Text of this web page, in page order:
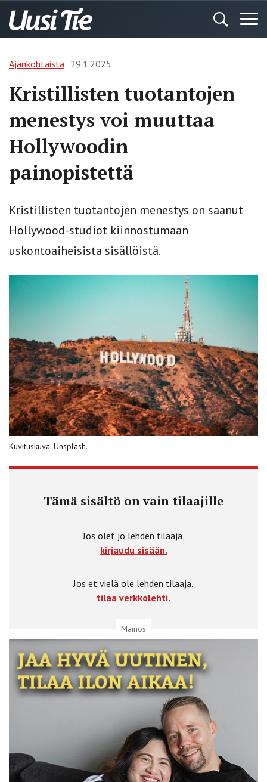
Ajankohtaista 29.1.2025
Kristillisten tuotantojen
menestys voi muuttaa
Hollywoodin
painopistettä
Kristillisten tuotantojen menestys on saanut
Hollywood-studiot kiinnostumaan
uskontoaiheisista sisällöistä.
Kuvituskuva: Unsplash.
Tämä sisältö on vain tilaajille
Jos olet jo lehden tilaaja,
kirjaudu sisään.
Jos et vielä ole lehden tilaaja,
tilaa verkkolehti.
Mainos